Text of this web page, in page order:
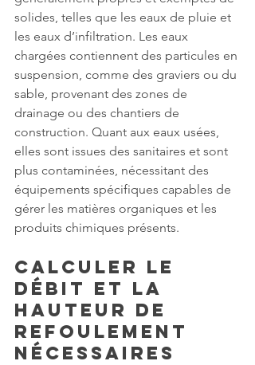
solides, telles que les eaux de pluie et
les eaux d’infiltration. Les eaux
chargées contiennent des particules en
suspension, comme des graviers ou du
sable, provenant des zones de
drainage ou des chantiers de
construction. Quant aux eaux usées,
elles sont issues des sanitaires et sont
plus contaminées, nécessitant des
équipements spécifiques capables de
gérer les matières organiques et les
produits chimiques présents.
Calculer le
Débit et la
Hauteur de
Refoulement
Nécessaires